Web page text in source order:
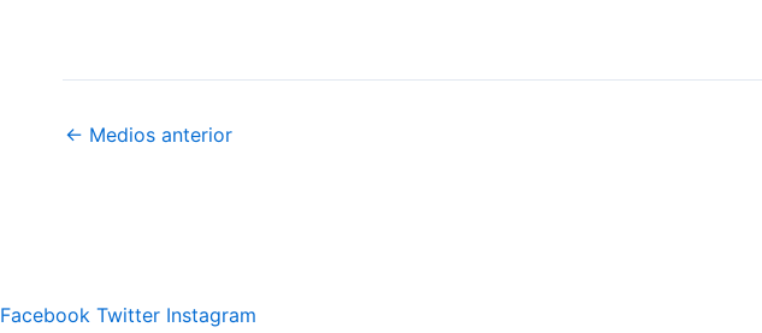
← Medios anterior
Facebook Twitter Instagram